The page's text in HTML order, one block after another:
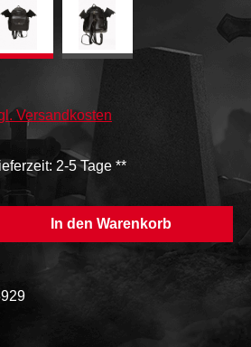
Versandkosten
2-5 Tage **
Gib den gewünschten
In den Warenkorb